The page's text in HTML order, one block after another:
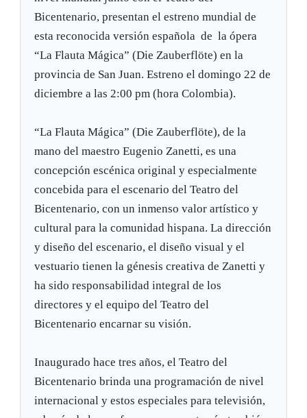
Bicentenario, presentan el estreno mundial de
esta reconocida versión española de la ópera
“La Flauta Mágica” (Die Zauberflöte) en la
provincia de San Juan. Estreno el domingo 22 de
diciembre a las 2:00 pm (hora Colombia).
“La Flauta Mágica” (Die Zauberflöte), de la
mano del maestro Eugenio Zanetti, es una
concepción escénica original y especialmente
concebida para el escenario del Teatro del
Bicentenario, con un inmenso valor artístico y
cultural para la comunidad hispana. La dirección
y diseño del escenario, el diseño visual y el
vestuario tienen la génesis creativa de Zanetti y
ha sido responsabilidad integral de los
directores y el equipo del Teatro del
Bicentenario encarnar su visión.
Inaugurado hace tres años, el Teatro del
Bicentenario brinda una programación de nivel
internacional y estos especiales para televisión,